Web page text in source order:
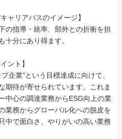
ャリアパスのイメージ】
の指導・統率、部外との折衝を担
十分にあり得ます。
ント】
企業”という目標達成に向けて、
期待が寄せられています。これま
中心の調達業務からESG向上の業
業務からグローバル化への脱皮を
中で面白さ、やりがいの高い業務